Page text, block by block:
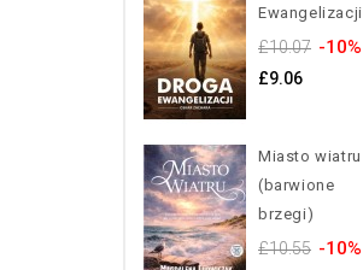
Ewangelizacji
£10.07 -10%
£9.06
Miasto wiatru
(barwione
brzegi)
£10.55 -10%